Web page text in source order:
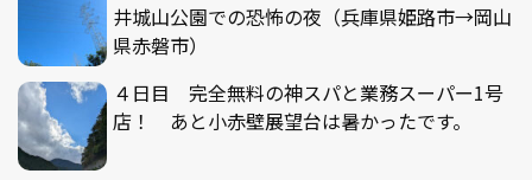
井城山公園での恐怖の夜（兵庫県姫路市→岡山
県赤磐市）
４日目 完全無料の神スパと業務スーパー1号
店！ あと小赤壁展望台は暑かったです。